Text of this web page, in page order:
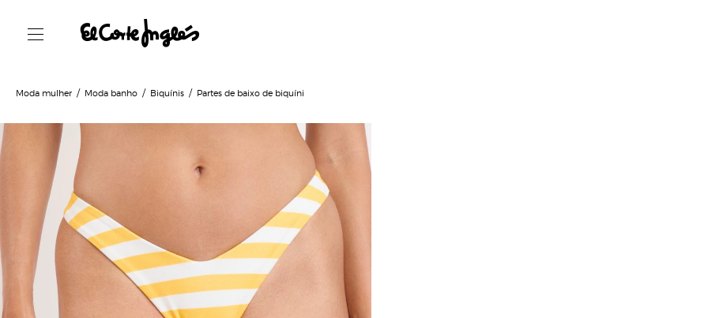
Moda mulher Moda banho Biquínis Partes de baixo de biquíni